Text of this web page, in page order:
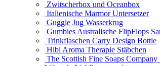
Zwitscherbox und Oceanbox
Italienische Marmor Untersetzer
Guggle Jug Wasserkrug
Gumbies Australische FlipFlops
Trinkflaschen Carry Design Bottle
Hibi Aroma Therapie Stäbchen
The Scottish Fine Soaps Company